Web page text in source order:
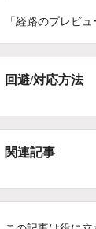
「経路のプレビ
回避/対応方法
関連記事